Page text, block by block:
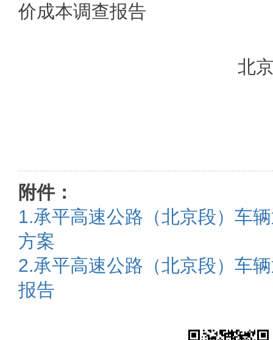
价成本调查报告
北京市发展
附件：
1.承平高速公路（北京段）车
方案
2.承平高速公路（北京段）车
报告